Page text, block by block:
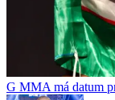
G MMA má datum